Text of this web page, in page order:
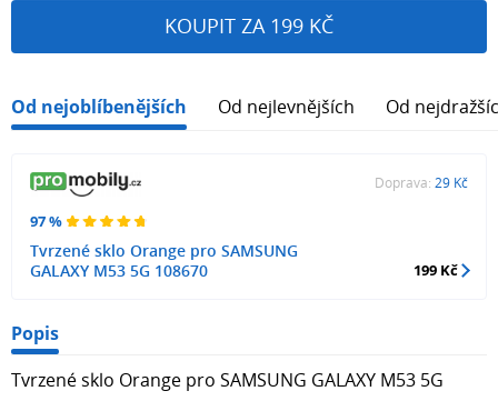
KOUPIT ZA 199 KČ
Od nejoblíbenějších Od nejlevnějších Od
97 %
Tvrzené sklo Orange pro SAMSUNG
GALAXY M53 5G 108670
Doprava: 29 Kč
199 Kč
Popis
Tvrzené sklo Orange pro SAMSUNG GALAXY M53 5G